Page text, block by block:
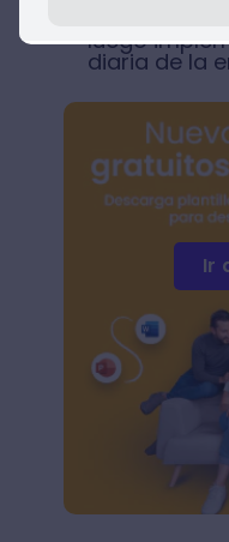
luego
diaria de la
Ir